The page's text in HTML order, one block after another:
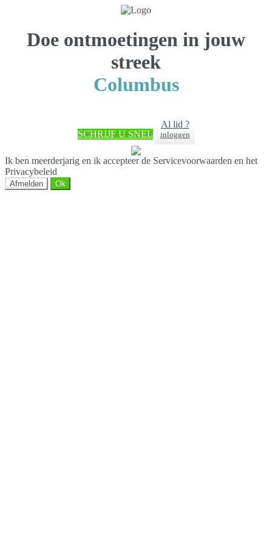
Doe ontmoetingen in jouw
streek
Columbus
SCHRIJF U SNEL
Al lid ?
inloggen
Ik ben meerderjarig en ik accepteer de Servicevoorwaarden en het
Privacybeleid
Afmelden Ok